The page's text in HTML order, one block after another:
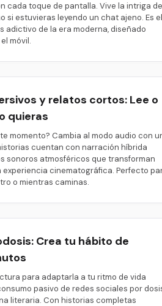
cada toque de pantalla. Vive la intriga de
si estuvieras leyendo un chat ajeno. Es el
adictivo de la era moderna, diseñado
móvil.
y relatos cortos: Lee o
quieras
momento? Cambia al modo audio con
cuentan con narración híbrida
sonoros atmosféricos que transforman
cinematográfica. Perfecto
o mientras caminas.
Crea tu hábito de
para adaptarla a tu ritmo de vida
pasivo de redes sociales por
literaria. Con historias completas